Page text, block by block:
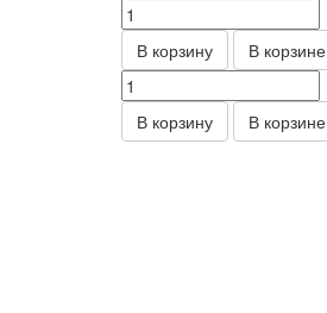
В корзину В корзине
В корзину В корзине